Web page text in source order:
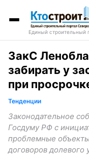
Единый строительный
ЗакС
забирать у
при
Тенденции
Законодательное
Госдуму РФ с
проблемные
договоров долевого